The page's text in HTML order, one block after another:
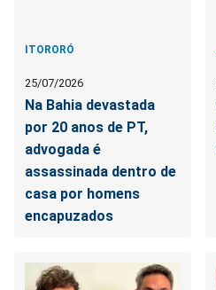
ITORORÓ
25/07/2026
Na Bahia devastada
por 20 anos de PT,
advogada é
assassinada dentro de
casa por homens
encapuzados